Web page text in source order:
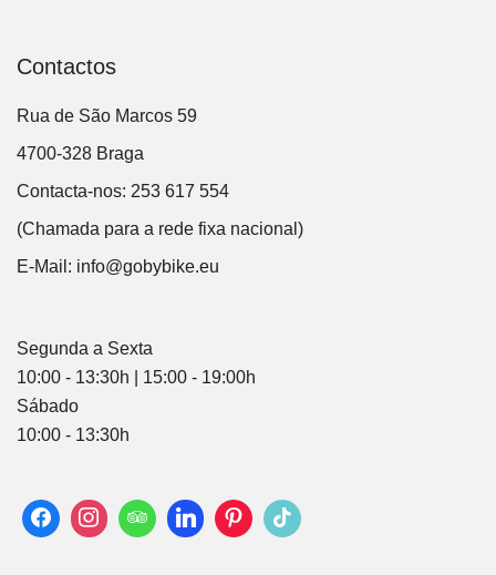
Contactos
Rua de São Marcos 59
4700-328 Braga
Contacta-nos: 253 617 554
(Chamada para a rede fixa nacional)
E-Mail: info@gobybike.eu
Segunda a Sexta
10:00 - 13:30h | 15:00 - 19:00h
Sábado
10:00 - 13:30h